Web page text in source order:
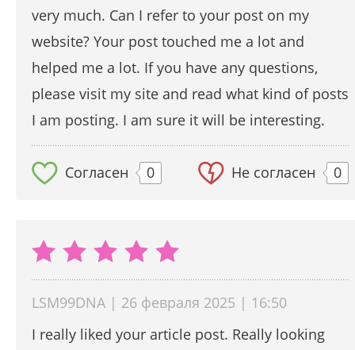
very much. Can I refer to your post on my
website? Your post touched me a lot and
helped me a lot. If you have any questions,
please visit my site and read what kind of posts
I am posting. I am sure it will be interesting.
Согласен 0 Не согласен 0
LSM99DNA | 26 февраля 2025 | 16:50
I really liked your article post. Really looking